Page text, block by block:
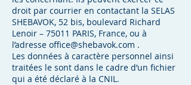
droit par courrier en contactant la SELAS
SHEBAVOK, 52 bis, boulevard Richard
Lenoir – 75011 PARIS, France, ou à
l’adresse office@shebavok.com .
Les données à caractère personnel ainsi
traitées le sont dans le cadre d’un fichier
qui a été déclaré à la CNIL.